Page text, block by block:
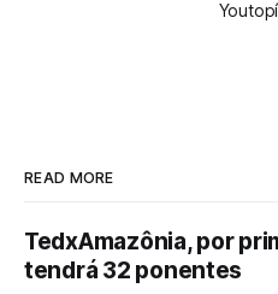
READ MORE
TedxAmazônia, por
tendrá 32 ponentes